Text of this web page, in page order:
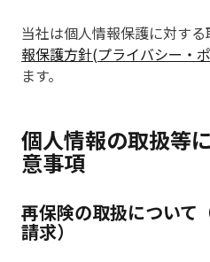
当社は個人情報保護に対す
報保護方針(プライバシー・
ます。
個人情報の取扱等
意事項
再保険の取扱について
請求）